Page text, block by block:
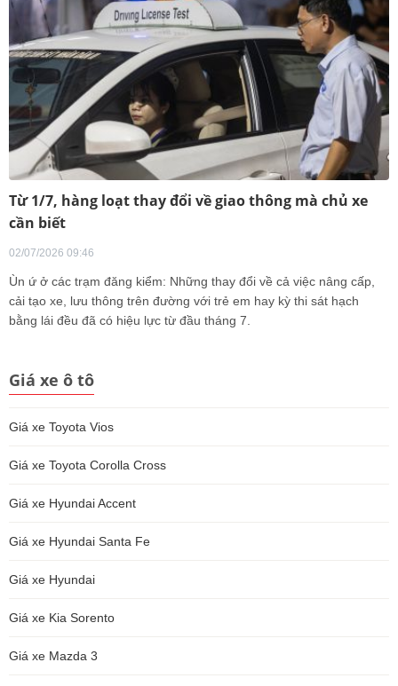
Từ 1/7, hàng loạt thay đổi về giao thông mà chủ xe
cần biết
02/07/2026 09:46
Ùn ứ ở các trạm đăng kiểm: Những thay đổi về cả việc nâng cấp,
cải tạo xe, lưu thông trên đường với trẻ em hay kỳ thi sát hạch
bằng lái đều đã có hiệu lực từ đầu tháng 7.
Giá xe ô tô
Giá xe Toyota Vios
Giá xe Toyota Corolla Cross
Giá xe Hyundai Accent
Giá xe Hyundai Santa Fe
Giá xe Hyundai
Giá xe Kia Sorento
Giá xe Mazda 3